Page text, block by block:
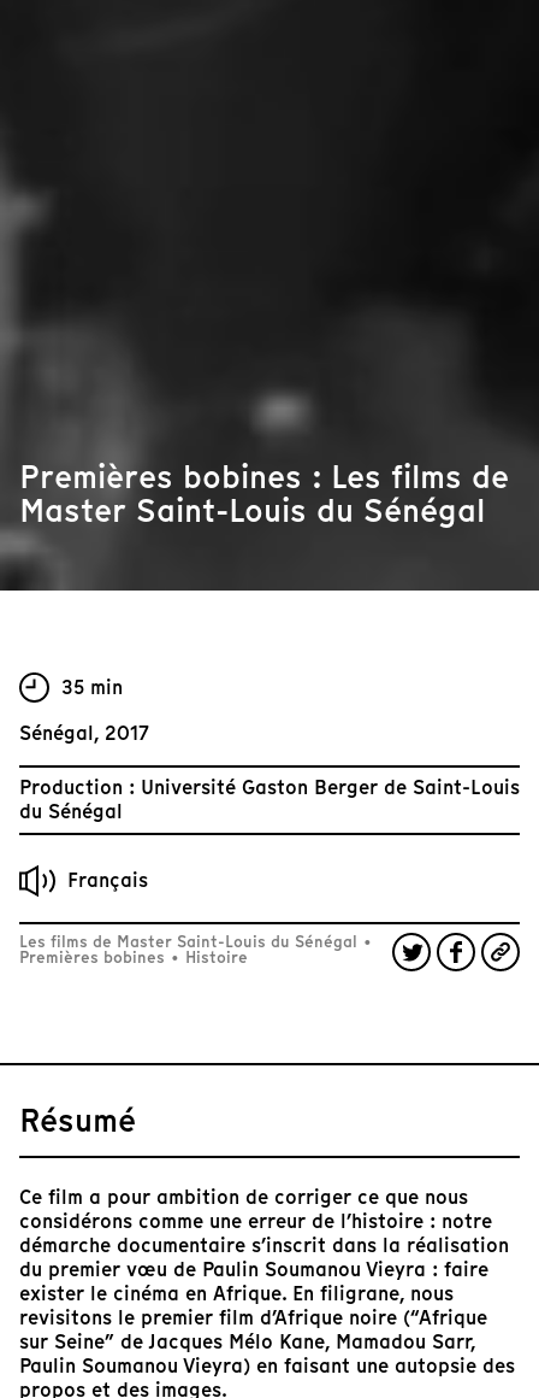
Premières bobines : Les films de
Master Saint-Louis du Sénégal
35 min
Sénégal, 2017
Production : Université Gaston Berger de Saint-Louis
du Sénégal
Français
Les films de Master Saint-Louis du Sénégal •
Premières bobines • Histoire
Résumé
Ce film a pour ambition de corriger ce que nous
considérons comme une erreur de l’histoire : notre
démarche documentaire s’inscrit dans la réalisation
du premier vœu de Paulin Soumanou Vieyra : faire
exister le cinéma en Afrique. En filigrane, nous
revisitons le premier film d’Afrique noire (“Afrique
sur Seine” de Jacques Mélo Kane, Mamadou Sarr,
Paulin Soumanou Vieyra) en faisant une autopsie des
propos et des images.